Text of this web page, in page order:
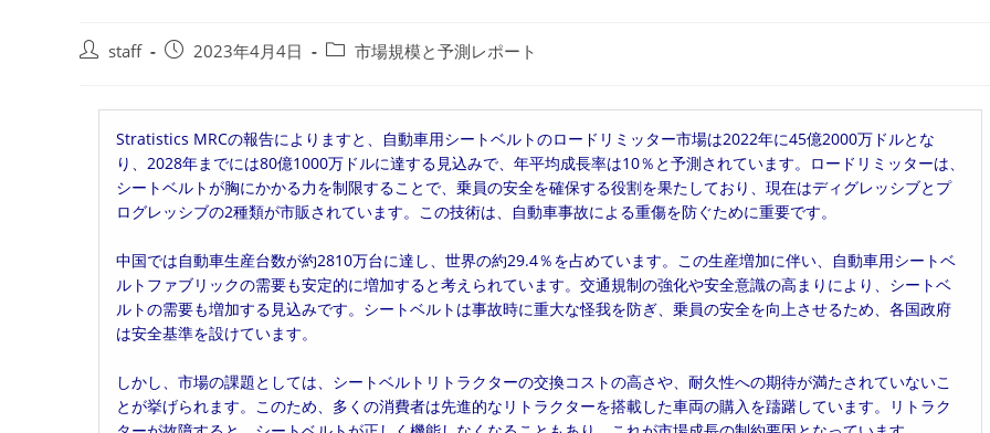
投
staff
投
日:
2023年4月4日
投
ゴ
リ
ー:
市場規模と予測レポート
Stratistics MRCの報告によりますと、自動車用シートベルトのロードリミッター市場は2022年に45億2000万ドルとな
り、2028年までには80億1000万ドルに達する見込みで、年平均成長率は10％と予測されています。ロードリミッターは、
シートベルトが胸にかかる力を制限することで、乗員の安全を確保する役割を果たしており、現在はディグレッシブとプ
ログレッシブの2種類が市販されています。この技術は、自動車事故による重傷を防ぐために重要です。
中国では自動車生産台数が約2810万台に達し、世界の約29.4％を占めています。この生産増加に伴い、自動車用シートベ
ルトファブリックの需要も安定的に増加すると考えられています。交通規制の強化や安全意識の高まりにより、シートベ
ルトの需要も増加する見込みです。シートベルトは事故時に重大な怪我を防ぎ、乗員の安全を向上させるため、各国政府
は安全基準を設けています。
しかし、市場の課題としては、シートベルトリトラクターの交換コストの高さや、耐久性への期待が満たされていないこ
とが挙げられます。このため、多くの消費者は先進的なリトラクターを搭載した車両の購入を躊躇しています。リトラク